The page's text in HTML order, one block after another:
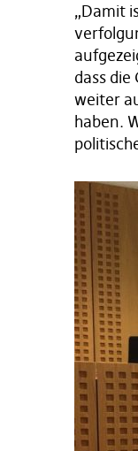
„Damit
dass
weiter
haben.